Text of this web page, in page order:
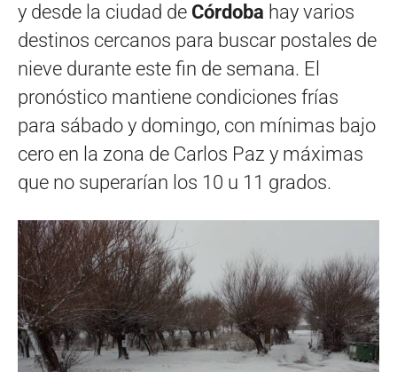
y desde la ciudad de Córdoba hay varios
destinos cercanos para buscar postales de
nieve durante este fin de semana. El
pronóstico mantiene condiciones frías
para sábado y domingo, con mínimas bajo
cero en la zona de Carlos Paz y máximas
que no superarían los 10 u 11 grados.